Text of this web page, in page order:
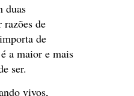
duas
razões de
de
a maior e mais
ser.
vivos,